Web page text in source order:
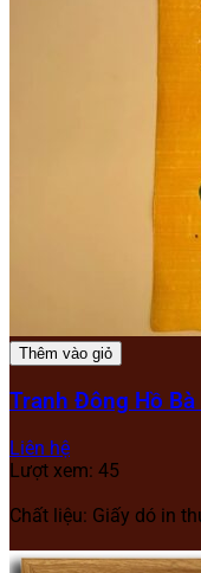
Thêm vào giỏ
Tranh Đông Hồ
Liên hệ
Lượt xem: 45
Chất liệu: Giấy dó in